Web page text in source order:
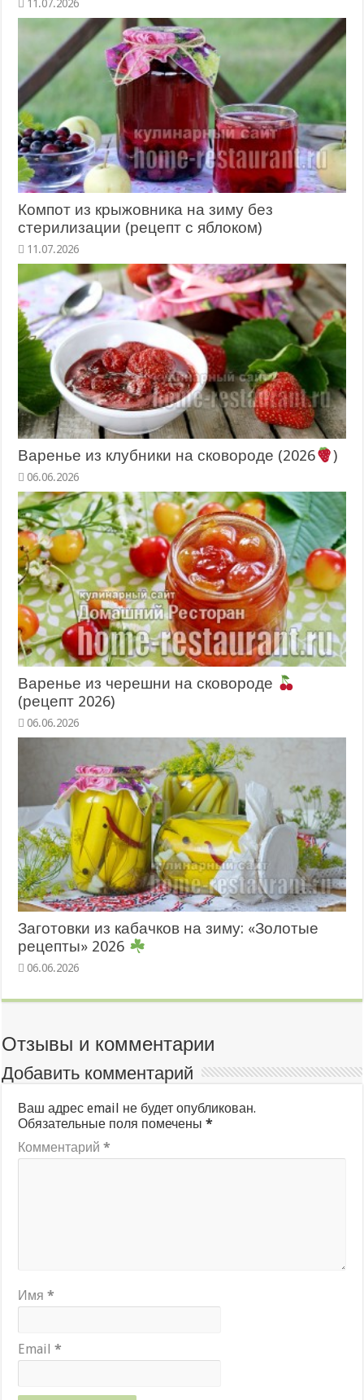
11.07.2026
Компот из крыжовника на зиму без
стерилизации (рецепт с яблоком)
11.07.2026
Варенье из клубники на сковороде (2026 )
06.06.2026
Варенье из черешни на сковороде
(рецепт 2026)
06.06.2026
Заготовки из кабачков на зиму: «Золотые
рецепты» 2026
06.06.2026
Отзывы и комментарии
Добавить комментарий
Ваш адрес email не будет опубликован.
Обязательные поля помечены*
Комментарий*
Имя*
Email*